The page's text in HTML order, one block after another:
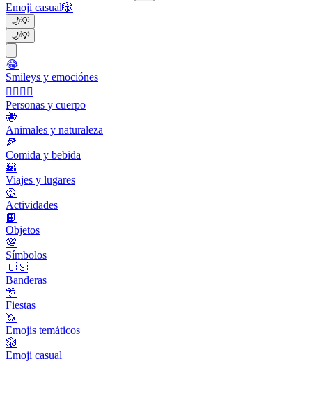
Emoji casual🎲
🌙💡
🌙💡
😂
Smileys y emociónes
👩‍❤️‍💋‍👨
Personas y cuerpo
🐝
Animales y naturaleza
🍕
Comida y bebida
🌇
Viajes y lugares
🥎
Actividades
📙
Objetos
💯
Símbolos
🇺🇸
Banderas
🎊
Fiestas
🦄
Emojis temáticos
🎲
Emoji casual